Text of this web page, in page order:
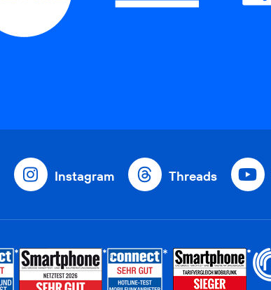
Instagram Threads